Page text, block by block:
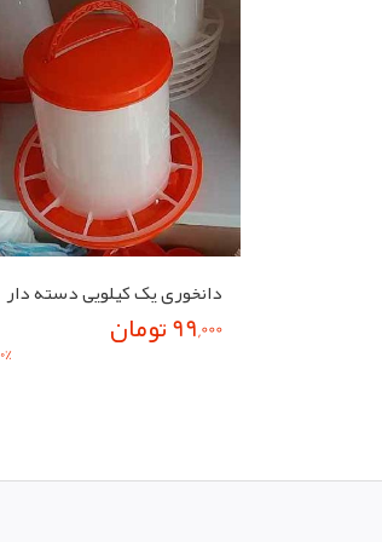
دانخوری یک کیلویی دسته دار
99,000 تومان 0%